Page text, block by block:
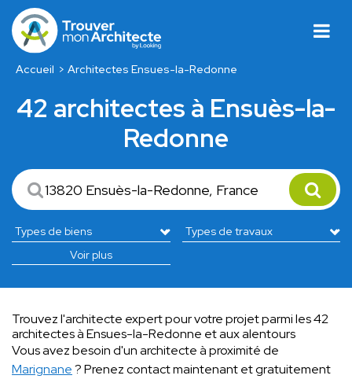
Accueil Architectes Ensues-la-Redonne
42 architectes à Ensuès-la-
Redonne
Voir plus
Trouvez l'architecte expert pour votre projet parmi les 42
architectes à Ensues-la-Redonne et aux alentours
Vous avez besoin d'un architecte à proximité de
Marignane? Prenez contact maintenant et gratuitement